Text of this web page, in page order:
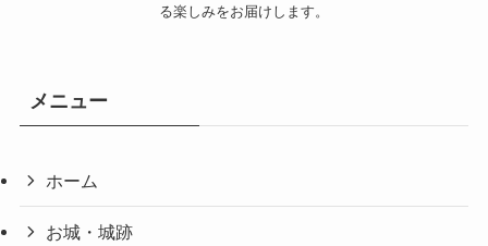
る楽しみをお届けします。
メニュー
ホーム
お城・城跡